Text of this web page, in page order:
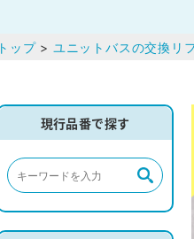
トップ> ユニットバスの交換リ
現行品番で探す